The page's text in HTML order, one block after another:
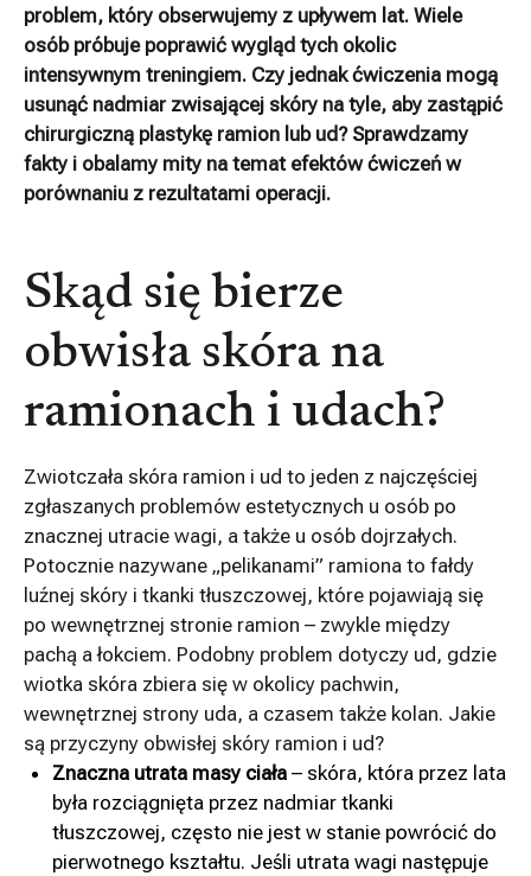
problem, który obserwujemy z upływem lat. Wiele
osób próbuje poprawić wygląd tych okolic
intensywnym treningiem. Czy jednak ćwiczenia mogą
usunąć nadmiar zwisającej skóry na tyle, aby zastąpić
chirurgiczną plastykę ramion lub ud? Sprawdzamy
fakty i obalamy mity na temat efektów ćwiczeń w
porównaniu z rezultatami operacji.
Skąd się bierze
obwisła skóra na
ramionach i udach?
Zwiotczała skóra ramion i ud to jeden z najczęściej
zgłaszanych problemów estetycznych u osób po
znacznej utracie wagi, a także u osób dojrzałych.
Potocznie nazywane „pelikanami” ramiona to fałdy
luźnej skóry i tkanki tłuszczowej, które pojawiają się
po wewnętrznej stronie ramion – zwykle między
pachą a łokciem. Podobny problem dotyczy ud, gdzie
wiotka skóra zbiera się w okolicy pachwin,
wewnętrznej strony uda, a czasem także kolan. Jakie
są przyczyny obwisłej skóry ramion i ud?
Znaczna utrata masy ciała – skóra, która przez lata
była rozciągnięta przez nadmiar tkanki
tłuszczowej, często nie jest w stanie powrócić do
pierwotnego kształtu. Jeśli utrata wagi następuje